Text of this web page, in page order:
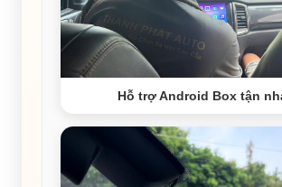
Hỗ trợ Android Box tận